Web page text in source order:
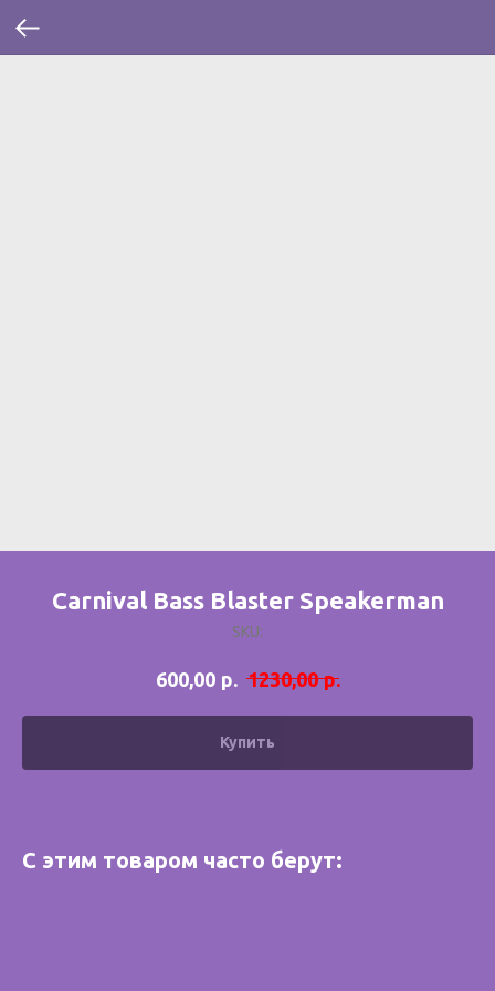
Carnival Bass Blaster Speakerman
SKU:
600,00 р. 1230,00 р.
Купить
С этим товаром часто берут: